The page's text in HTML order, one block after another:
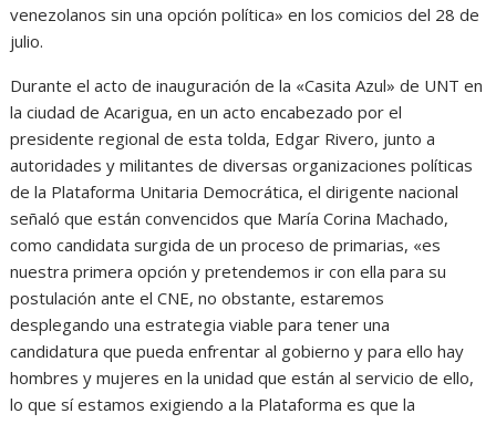
venezolanos sin una opción política» en los comicios del 28 de
julio.
Durante el acto de inauguración de la «Casita Azul» de UNT en
la ciudad de Acarigua, en un acto encabezado por el
presidente regional de esta tolda, Edgar Rivero, junto a
autoridades y militantes de diversas organizaciones políticas
de la Plataforma Unitaria Democrática, el dirigente nacional
señaló que están convencidos que María Corina Machado,
como candidata surgida de un proceso de primarias, «es
nuestra primera opción y pretendemos ir con ella para su
postulación ante el CNE, no obstante, estaremos
desplegando una estrategia viable para tener una
candidatura que pueda enfrentar al gobierno y para ello hay
hombres y mujeres en la unidad que están al servicio de ello,
lo que sí estamos exigiendo a la Plataforma es que la